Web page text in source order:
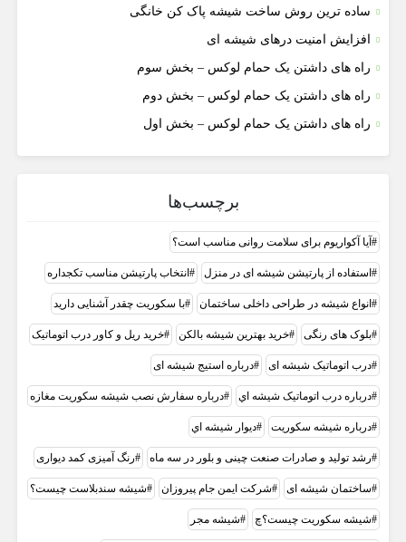
ساده ترین روش ساخت شیشه پاک کن خانگی
افزایش امنیت درهای شیشه ای
راه های داشتن یک حمام لوکس – بخش سوم
راه های داشتن یک حمام لوکس – بخش دوم
راه های داشتن یک حمام لوکس – بخش اول
برچسب‌ها
آیا آکواریوم برای سلامت روانی مناسب است؟
استفاده از پارتیشن شیشه ای در منزل انتخاب پارتیشن مناسب تکجداره
انواع شیشه در طراحی داخلی ساختمان با سکوریت چقدر آشنایی دارید
بلوک های رنگی خريد بهترين شيشه بالکن خرید ریل و کاور درب اتوماتیک
درب اتوماتیک شیشه ای درباره استیج شیشه ای
درباره درب اتوماتيک شيشه اي درباره سفارش نصب شیشه سکوریت مغازه
درباره شیشه سکوریت ديوار شيشه اي
رشد تولید و صادرات صنعت چینی و بلور در سه ماه رنگ آمیزی کمد دیواری
ساختمان شیشه ای شرکت ایمن جام پیروزان شیشه سندبلاست چیست؟
شیشه سکوریت چیست؟چ شیشه مجر